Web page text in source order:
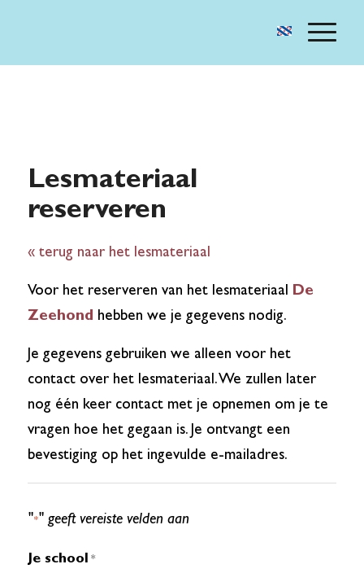
Lesmateriaal
reserveren
« terug naar het lesmateriaal
Voor het reserveren van het lesmateriaal De
Zeehond hebben we je gegevens nodig.
Je gegevens gebruiken we alleen voor het
contact over het lesmateriaal. We zullen later
nog één keer contact met je opnemen om je te
vragen hoe het gegaan is. Je ontvangt een
bevestiging op het ingevulde e-mailadres.
"*" geeft vereiste velden aan
Je school *